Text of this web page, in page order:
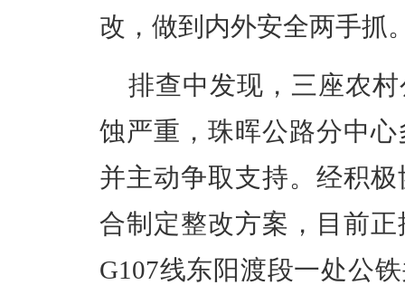
改，做到内外安全两手抓
排查中发现，三座农
蚀严重，珠晖公路分中
并主动争取支持。经积
合制定整改方案，目前
G107线东阳渡段一处公